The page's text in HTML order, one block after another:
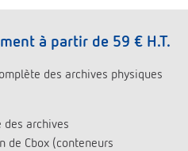
à partir de 59 € H.T.
des archives physiques
archives
de Cbox (conteneurs